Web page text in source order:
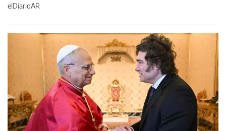
elDiarioAR